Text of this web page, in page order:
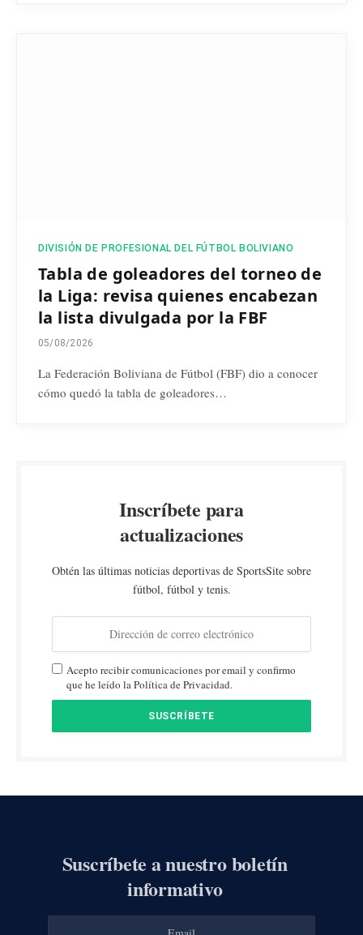
DIVISIÓN DE PROFESIONAL DEL FÚTBOL BOLIVIANO
Tabla de goleadores del torneo de
la Liga: revisa quienes encabezan
la lista divulgada por la FBF
05/08/2026
La Federación Boliviana de Fútbol (FBF) dio a conocer
cómo quedó la tabla de goleadores…
Inscríbete para
actualizaciones
Obtén las últimas noticias deportivas de SportsSite sobre
fútbol, fútbol y tenis.
Acepto recibir comunicaciones por email y confirmo
que he leído la Política de Privacidad.
Suscríbete a nuestro boletín
informativo